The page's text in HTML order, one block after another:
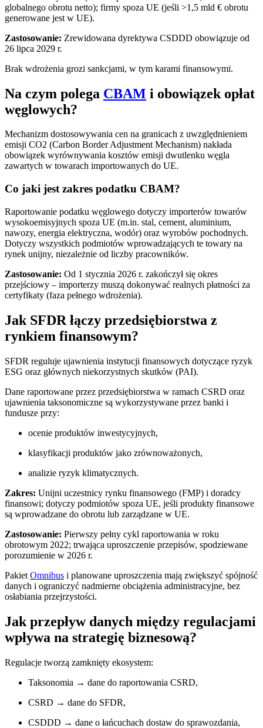
globalnego obrotu netto); firmy spoza UE (jeśli >1,5 mld € obrotu
generowane jest w UE).
Zastosowanie: Zrewidowana dyrektywa CSDDD obowiązuje od
26 lipca 2029 r.
Brak wdrożenia grozi sankcjami, w tym karami finansowymi.
Na czym polega CBAM i obowiązek opłat
węglowych?
Mechanizm dostosowywania cen na granicach z uwzględnieniem
emisji CO2 (Carbon Border Adjustment Mechanism) nakłada
obowiązek wyrównywania kosztów emisji dwutlenku węgla
zawartych w towarach importowanych do UE.
Co jaki jest zakres podatku CBAM?
Raportowanie podatku węglowego dotyczy importerów towarów
wysokoemisyjnych spoza UE (m.in. stal, cement, aluminium,
nawozy, energia elektryczna, wodór) oraz wyrobów pochodnych.
Dotyczy wszystkich podmiotów wprowadzających te towary na
rynek unijny, niezależnie od liczby pracowników.
Zastosowanie: Od 1 stycznia 2026 r. zakończył się okres
przejściowy – importerzy muszą dokonywać realnych płatności za
certyfikaty (faza pełnego wdrożenia).
Jak SFDR łączy przedsiębiorstwa z
rynkiem finansowym?
SFDR reguluje ujawnienia instytucji finansowych dotyczące ryzyk
ESG oraz głównych niekorzystnych skutków (PAI).
Dane raportowane przez przedsiębiorstwa w ramach CSRD oraz
ujawnienia taksonomiczne są wykorzystywane przez banki i
fundusze przy:
ocenie produktów inwestycyjnych,
klasyfikacji produktów jako zrównoważonych,
analizie ryzyk klimatycznych.
Zakres: Unijni uczestnicy rynku finansowego (FMP) i doradcy
finansowi; dotyczy podmiotów spoza UE, jeśli produkty finansowe
są wprowadzane do obrotu lub zarządzane w UE.
Zastosowanie: Pierwszy pełny cykl raportowania w roku
obrotowym 2022; trwająca uproszczenie przepisów, spodziewane
porozumienie w 2026 r.
Pakiet Omnibus i planowane uproszczenia mają zwiększyć spójność
danych i ograniczyć nadmierne obciążenia administracyjne, bez
osłabiania przejrzystości.
Jak przepływ danych między regulacjami
wpływa na strategię biznesową?
Regulacje tworzą zamknięty ekosystem:
Taksonomia → dane do raportowania CSRD,
CSRD → dane do SFDR,
CSDDD → dane o łańcuchach dostaw do sprawozdania,